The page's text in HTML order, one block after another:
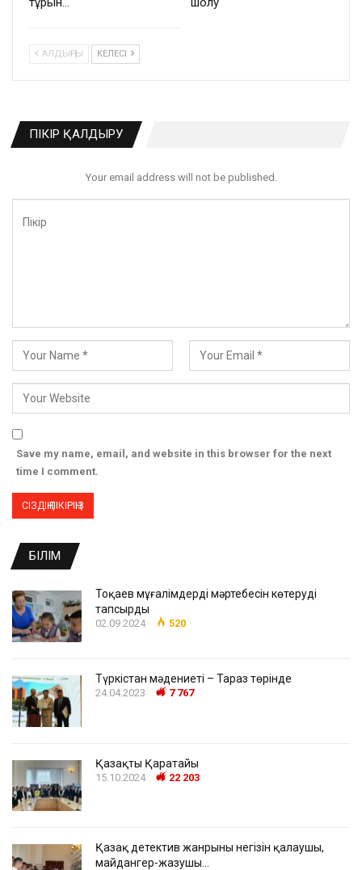
АЛДЫҢҒЫ КЕЛЕСІ
ПІКІР ҚАЛДЫРУ
Your email address will not be published.
Save my name, email, and website in this browser for the next
time I comment.
БІЛІМ
Тоқаев мұғалімдердің мәртебесін көтеруді
тапсырды
02.09.2024 520
Түркістан мәдениеті – Тараз төрінде
24.04.2023 7 767
Қазақтың Қаратайы
15.10.2024 22 203
Қазақ детектив жанрының негізін қалаушы,
майдангер-жазушы…